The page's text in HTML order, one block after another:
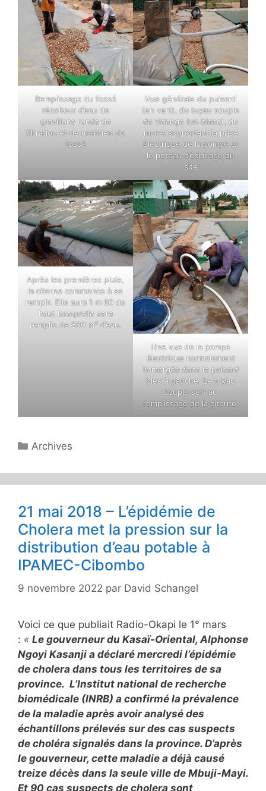
Remplissage du fossé
récolteur d’eau de
gravillons ronds de
filtration et de maintien du
fossé
Vue générale du puisard
(en vert), du tuyau souple
de vidange (en blanc), du
muret supportant la prise
électrique de la pompe et
le poteau d’éclairage du
site
Après les premières pluie,
la citerne commence à se
remplir. Elle aura 1 m 60 de
haut lorsqu’elle sera
remplie de 500 m³ d’eau.
Une vue de la pompe
électrique normalement
immergée dans le puisard
bleu à gauche. Le tuyau
souple sert au
remplissage de la citerne.
Catégories
Archives
21 mai 2018 – L’épidémie de
Cholera met la pression sur la
distribution d’eau potable à
IPAMEC-Cibombo
9 novembre 2022 par David Schangel
Voici ce que publiait Radio-Okapi le 1° mars
: « Le gouverneur du Kasaï-Oriental, Alphonse
Ngoyi Kasanji a déclaré mercredi l’épidémie
de cholera dans tous les territoires de sa
province. L’Institut national de recherche
biomédicale (INRB) a confirmé la prévalence
de la maladie après avoir analysé des
échantillons prélevés sur des cas suspects
de choléra signalés dans la province. D’après
le gouverneur, cette maladie a déjà causé
treize décès dans la seule ville de Mbuji-Mayi.
Et 90 cas suspects de cholera sont